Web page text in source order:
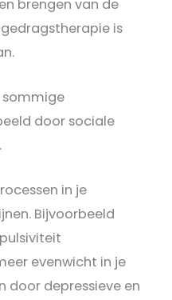
brengen van de
is
sommige
door sociale
in je
Bijvoorbeeld
evenwicht in je
door depressieve en